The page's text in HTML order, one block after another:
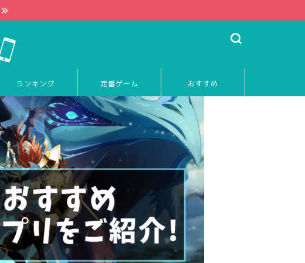
ランキング 定番ゲーム おすすめ